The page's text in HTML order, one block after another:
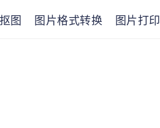
抠图 图片格式转换 图片打印